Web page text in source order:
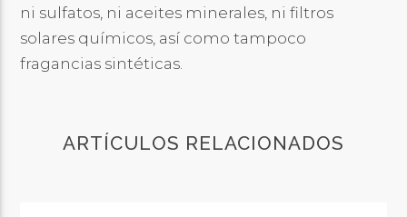
ni sulfatos, ni aceites minerales, ni filtros
solares químicos, así como tampoco
fragancias sintéticas.
ARTÍCULOS RELACIONADOS